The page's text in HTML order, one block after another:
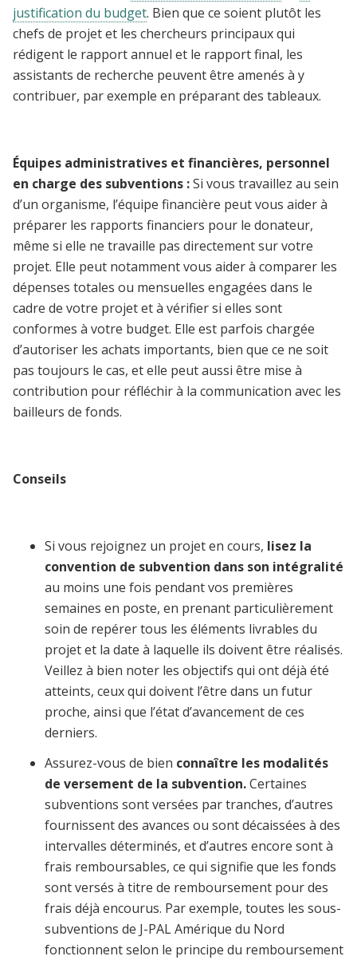
justification du budget. Bien que ce soient plutôt les
chefs de projet et les chercheurs principaux qui
rédigent le rapport annuel et le rapport final, les
assistants de recherche peuvent être amenés à y
contribuer, par exemple en préparant des tableaux.
Équipes administratives et financières, personnel
en charge des subventions :Si vous travaillez au sein
d’un organisme, l’équipe financière peut vous aider à
préparer les rapports financiers pour le donateur,
même si elle ne travaille pas directement sur votre
projet. Elle peut notamment vous aider à comparer les
dépenses totales ou mensuelles engagées dans le
cadre de votre projet et à vérifier si elles sont
conformes à votre budget. Elle est parfois chargée
d’autoriser les achats importants, bien que ce ne soit
pas toujours le cas, et elle peut aussi être mise à
contribution pour réfléchir à la communication avec les
bailleurs de fonds.
Conseils
Si vous rejoignez un projet en cours, lisez la
convention de subvention dans son intégralité
au moins une fois pendant vos premières
semaines en poste, en prenant particulièrement
soin de repérer tous les éléments livrables du
projet et la date à laquelle ils doivent être réalisés.
Veillez à bien noter les objectifs qui ont déjà été
atteints, ceux qui doivent l’être dans un futur
proche, ainsi que l’état d’avancement de ces
derniers.
Assurez-vous de bien connaître les modalités
de versement de la subvention.Certaines
subventions sont versées par tranches, d’autres
fournissent des avances ou sont décaissées à des
intervalles déterminés, et d’autres encore sont à
frais remboursables, ce qui signifie que les fonds
sont versés à titre de remboursement pour des
frais déjà encourus. Par exemple, toutes les sous-
subventions de J-PAL Amérique du Nord
fonctionnent selon le principe du remboursement